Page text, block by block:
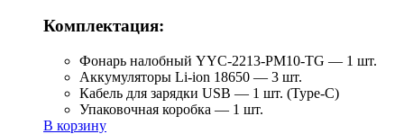
Комплектация:
Фонарь налобный YYC-2213-PM10-TG — 1 шт.
Аккумуляторы Li-ion 18650 — 3 шт.
Кабель для зарядки USB — 1 шт. (Type-C)
Упаковочная коробка — 1 шт.
В корзину